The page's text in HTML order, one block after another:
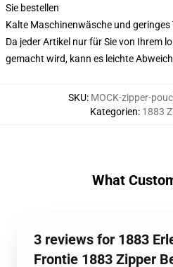
Sie bestellen
Kalte Maschinenwäsche und geringes
Da jeder Artikel nur für Sie von Ihrem
gemacht wird, kann es leichte
SKU: MOCK-zipper-
Kategorien: 1883
What
3 reviews for 1883
Frontie 1883 Zipper